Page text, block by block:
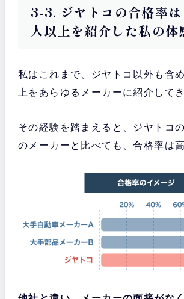
3-3. ジヤトコの合格率
人以上を紹介した私の体
私はこれまで、ジヤトコ以外も含
上をあらゆるメーカーに紹介して
その経験を踏まえると、ジヤトコ
のメーカーと比べても、合格率は